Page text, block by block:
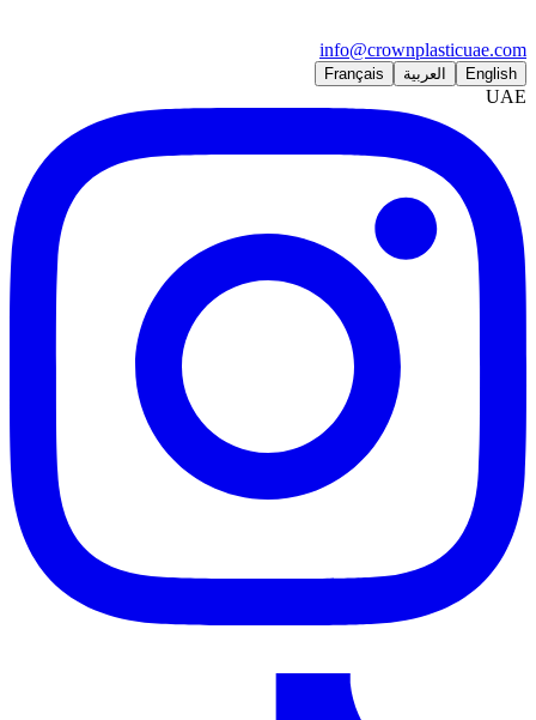
info@crownplasticuae.com
English العربية Français
UAE